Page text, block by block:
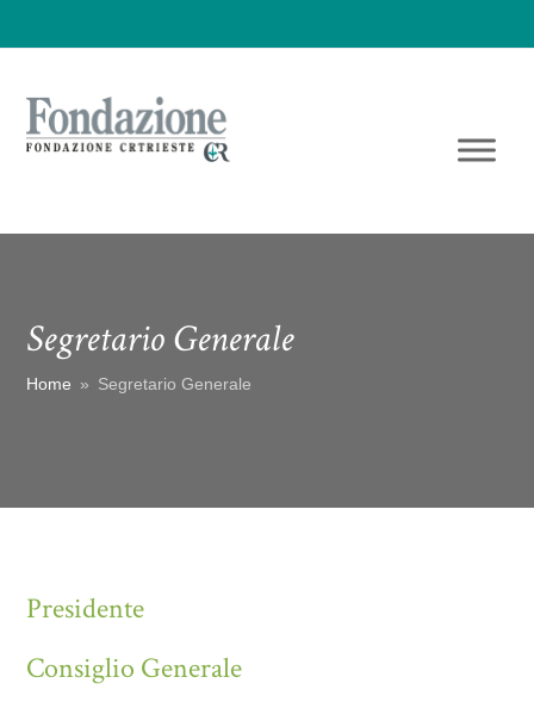
Segretario Generale
Home » Segretario Generale
Presidente
Consiglio Generale